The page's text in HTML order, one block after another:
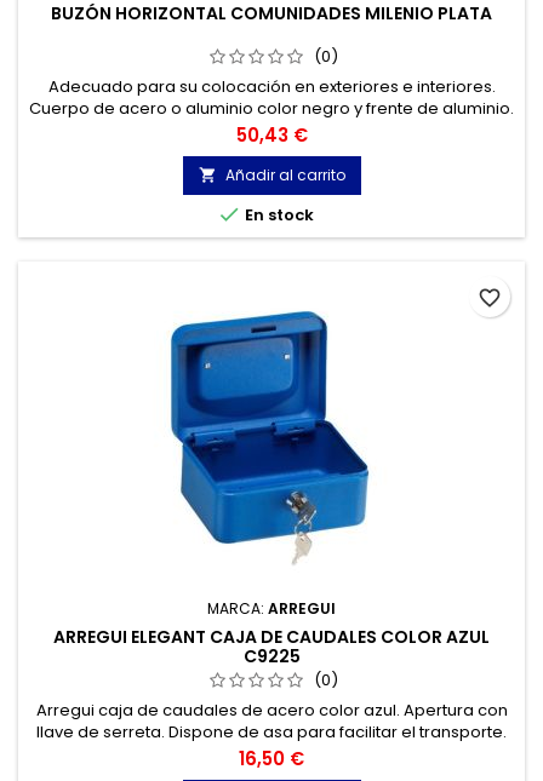
BUZÓN HORIZONTAL COMUNIDADES MILENIO PLATA
(0)
Adecuado para su colocación en exteriores e interiores.
Cuerpo de acero o aluminio color negro y frente de aluminio.
Antivandálico.
Precio
50,43 €
 Añadir al carrito
 En stock
MARCA: ARREGUI
ARREGUI ELEGANT CAJA DE CAUDALES COLOR AZUL
C9225
(0)
Arregui caja de caudales de acero color azul. Apertura con
llave de serreta. Dispone de asa para facilitar el transporte.
Precio
16,50 €
favorite_border